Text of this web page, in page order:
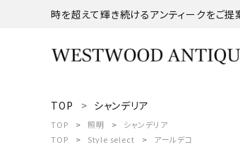
時を超えて輝き続けるアンティークをご提
TOP シャンデリア
TOP 照明
シャンデリア
TOP
Style select アールデコ